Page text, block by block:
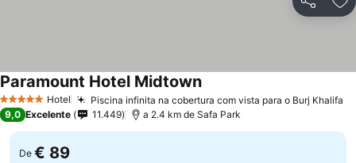
Partilhar
5 Estrelas Hotel Piscina infinita na cobertura com vista para o Burj Khalifa
Paramount Hotel Midtown
9,0 Excelente 11.449 a 2.4 km de Safa Park
De € 89